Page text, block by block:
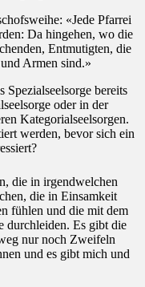
«Jede Pfarrei
Da hingehen, wo die
Entmutigten, die
Armen sind.»
bereits
oder in der
Kategorialseelsorgen.
werden, bevor sich ein
die in irgendwelchen
die in Einsamkeit
fühlen und die mit dem
durchleiden. Es gibt die
nur noch Zweifeln
und es gibt mich und